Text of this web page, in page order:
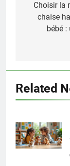
de
l’article
Choisir la
chaise
bébé :
Related